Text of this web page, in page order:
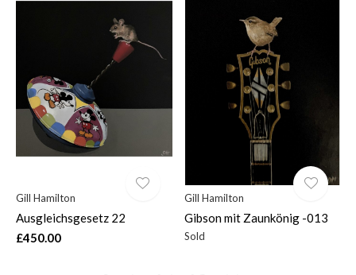
Gill Hamilton
Ausgleichsgesetz 22
£450.00
Gill Hamilton
Gibson mit Zaunkönig -013
Sold